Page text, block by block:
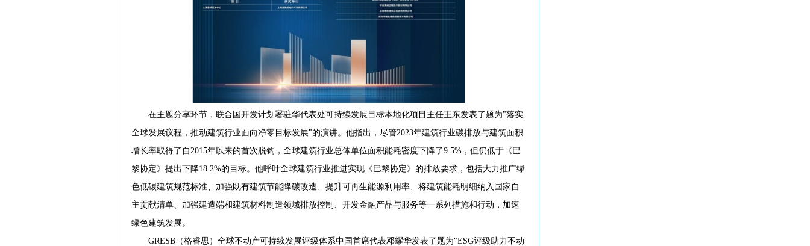
在主题分享环节，联合国开发计划署驻华代表处可持续发展目标本地化项目主任王东发表了题为"落实
全球发展议程，推动建筑行业面向净零目标发展"的演讲。他指出，尽管2023年建筑行业碳排放与建筑面积
增长率取得了自2015年以来的首次脱钩，全球建筑行业总体单位面积能耗密度下降了9.5%，但仍低于《巴
黎协定》提出下降18.2%的目标。他呼吁全球建筑行业推进实现《巴黎协定》的排放要求，包括大力推广绿
色低碳建筑规范标准、加强既有建筑节能降碳改造、提升可再生能源利用率、将建筑能耗明细纳入国家自
主贡献清单、加强建造端和建筑材料制造领域排放控制、开发金融产品与服务等一系列措施和行动，加速
绿色建筑发展。
GRESB（格睿思）全球不动产可持续发展评级体系中国首席代表邓耀华发表了题为"ESG评级助力不动